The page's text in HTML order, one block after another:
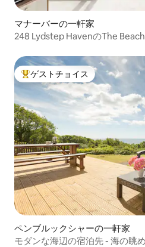
マナーバーの一軒家
248 Lydstep HavenのThe
大好評のゲストチョイスです。
ゲストチョイス
ペンブルックシャーの一軒家
モダンな海辺の宿泊先 - 海の眺